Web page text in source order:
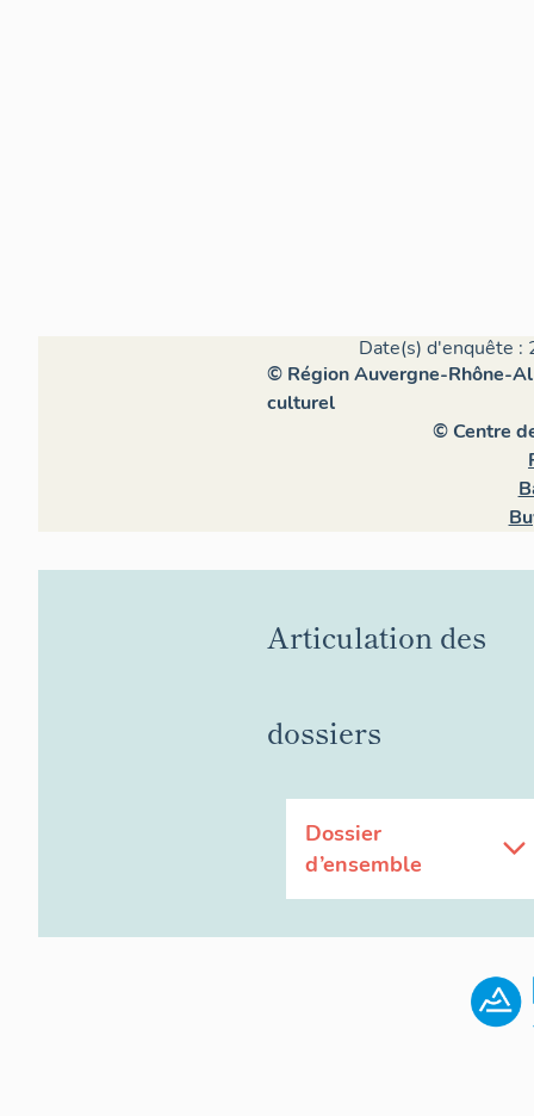
Date(s) d'enquête :
© Région Auvergne-Rhône-
culturel
© Centre
Articulation des
dossiers
Dossier
d’ensemble